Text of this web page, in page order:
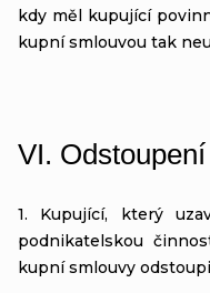
kdy měl kupující
kupní smlouvou tak
VI.
1. Kupující, který
podnikatelskou
kupní smlouvy